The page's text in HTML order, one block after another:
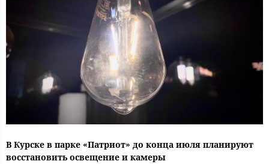
В Курске в парке «Патриот» до конца июля планируют
восстановить освещение и камеры